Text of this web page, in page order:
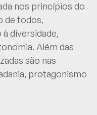
nos princípios do
de todos,
diversidade,
Além das
são nas
protagonismo